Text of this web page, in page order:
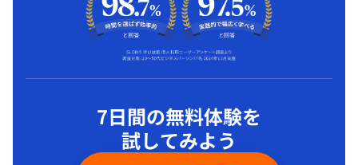
7日間の無料体験を
試してみよう